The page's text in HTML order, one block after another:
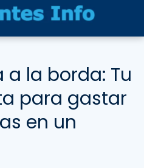
a la borda: Tu
para gastar
en un